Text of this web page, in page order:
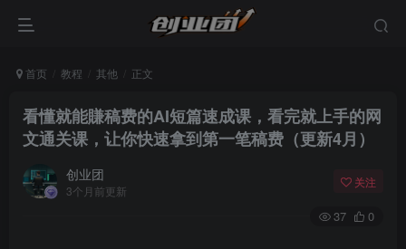
首页 教程 其他 正文
看懂就能賺稿费的AI短篇速成课，看完就上手的网
文通关课，让你快速拿到第一笔稿费（更新4月）
创业团
3个月前更新
关注
37 0